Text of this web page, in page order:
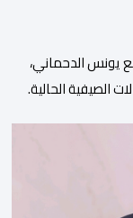
يونس الدحماني،
الصيفية الحالية.
المرجوة في
بعد أداء لافت